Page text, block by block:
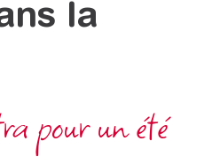
la
pour un été